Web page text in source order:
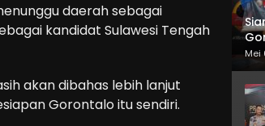
daerah sebagai
kandidat Sulawesi Tengah
akan dibahas lebih lanjut
Gorontalo itu sendiri.
Mei